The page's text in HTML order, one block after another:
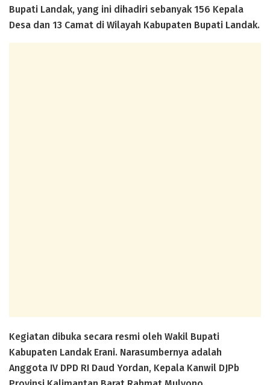
Bupati Landak, yang ini dihadiri sebanyak 156 Kepala
Desa dan 13 Camat di Wilayah Kabupaten Bupati Landak.
Kegiatan dibuka secara resmi oleh Wakil Bupati
Kabupaten Landak Erani. Narasumbernya adalah
Anggota IV DPD RI Daud Yordan, Kepala Kanwil DJPb